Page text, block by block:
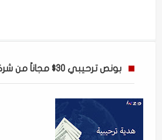
بونص ترحيبي 30$ مجاناً من شركة انزو